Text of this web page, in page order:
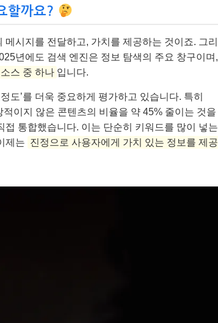
할까요?
시지를 전달하고, 가치를 제공하는 것이죠. 그리
년에도 검색 엔진은 정보 탐색의 주요 창구이며,
스 중 하나 입니다.
도’를 더욱 중요하게 평가하고 있습니다. 특히
이지 않은 콘텐츠의 비율을 약 45% 줄이는 것을
통합했습니다. 이는 단순히 키워드를 많이 넣는
제는 진정으로 사용자에게 가치 있는 정보를 제공